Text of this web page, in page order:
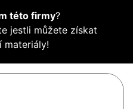
této firmy?
jestli můžete získat
materiály!